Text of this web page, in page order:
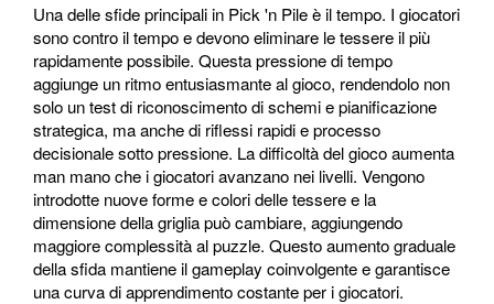
Una delle sfide principali in Pick 'n Pile è il tempo. I giocatori
sono contro il tempo e devono eliminare le tessere il più
rapidamente possibile. Questa pressione di tempo
aggiunge un ritmo entusiasmante al gioco, rendendolo non
solo un test di riconoscimento di schemi e pianificazione
strategica, ma anche di riflessi rapidi e processo
decisionale sotto pressione. La difficoltà del gioco aumenta
man mano che i giocatori avanzano nei livelli. Vengono
introdotte nuove forme e colori delle tessere e la
dimensione della griglia può cambiare, aggiungendo
maggiore complessità al puzzle. Questo aumento graduale
della sfida mantiene il gameplay coinvolgente e garantisce
una curva di apprendimento costante per i giocatori.